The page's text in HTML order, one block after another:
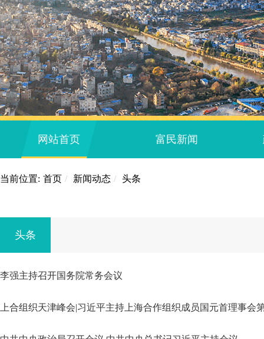
网站首页 富民新闻
当前位置: 首页 / 新闻动态 / 头条
头条
李强主持召开国务院常务会议
上合组织天津峰会|习近平主持上海合作组织成员国元首理事会